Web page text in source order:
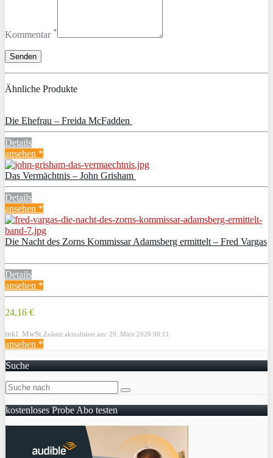
Kommentar *
Ähnliche Produkte
Die Ehefrau – Freida McFadden
Details
ansehen *
Das Vermächtnis – John Grisham
Details
ansehen *
Die Nacht des Zorns Kommissar Adamsberg ermittelt – Fred Vargas
Details
ansehen *
24,16 €
inkl. MwSt. Zuletzt aktualisiert am: 29. März 2026 08:11
ansehen *
Suche
kostenloses Probe Abo testen